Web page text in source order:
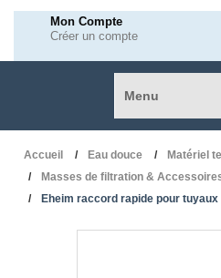
Mon Compte
Créer un compte
Menu
Accueil Eau douce
Matériel
Masses de filtration &
Eheim raccord rapide pour tuyaux